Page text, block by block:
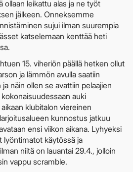
ollaan leikattu alas ja ne työt
jälkeen. Onneksemme
sujui ilman suurempia
katselemaan kenttää heti
15. viheriön päällä hetken ollut
ja lämmön avulla saatiin
näin ollen se avattiin pelaajien
auki
klubitalon viereinen
kunnostus jatkuu
ensi viikon aikana. Lyhyeksi
lyöntimatot käytössä ja
niitä on lauantai 29.4., jolloin
vappu scramble.